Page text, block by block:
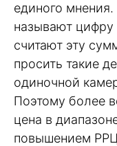
единого
называют цифру
считают эту
просить такие
одиночной
Поэтому более
цена в
повышением РРЦ